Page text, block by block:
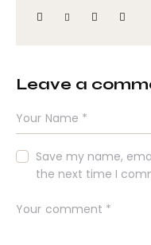
Leave a
Save my name,
the next time I